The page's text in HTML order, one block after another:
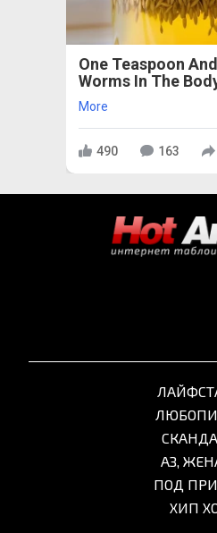
One Teaspoon
Worms In The
More
490 163
АЗ,
ПОД
ХИП